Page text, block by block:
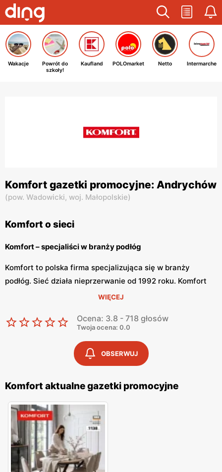
Wakacje
Powrót do
szkoły!
Kaufland POLOmarket Netto Intermarche
Komfort gazetki promocyjne: Andrychów
(pow. Wadowicki, woj. Małopolskie)
Komfort o sieci
Komfort – specjaliści w branży podłóg
Komfort to polska firma specjalizująca się w branży
podłóg. Sieć działa nieprzerwanie od 1992 roku. Komfort
tworzy swoje oferty dopasowując się do potrzeb
jak i okazałymi domami. Placówki sklepu znajdują się na
Komfort – bogata oferta dywanów i paneli podłogowych
do aranżacji podłóg. Na sklepowych półkach znajdziemy
kolekcje paneli podłogowych, podłogi drewniane,
wykładziny elastyczne i dywanowe. Dodatkowo sklep ma
duży wybór drzwi i dekoracji. Komfort jest zdecydowanym
liderem na rynku oferty dywanów. W sklepach sieci klienci
mogą liczyć na fachową poradę od pracowników.
WIĘCEJ
Ocena: 3.8 - 718 głosów
Twoja ocena: 0.0
OBSERWUJ
Komfort aktualne gazetki promocyjne